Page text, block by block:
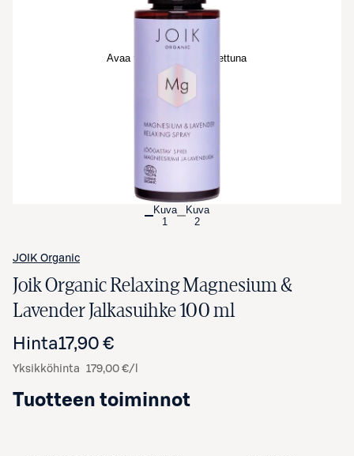
Avaa tuotekuva suurennettuna
Kuva
1
Kuva
2
JOIK Organic
Joik Organic Relaxing Magnesium &
Lavender Jalkasuihke 100 ml
Hinta17,90 €
Yksikköhinta 179,00 €/l
Tuotteen toiminnot